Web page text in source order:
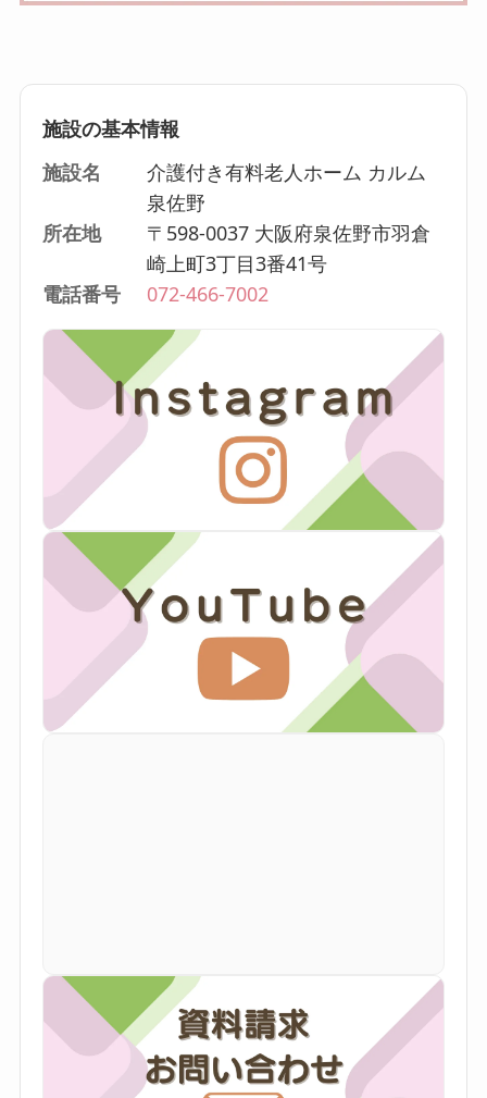
施設の基本情報
施設名
介護付き有料老人ホーム カルム
泉佐野
所在地
〒598-0037 大阪府泉佐野市羽倉
崎上町3丁目3番41号
電話番号
072-466-7002